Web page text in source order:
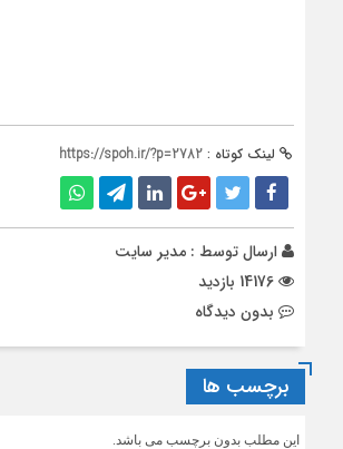
لینک کوتاه : https://spoh.ir/?p=2782
ارسال توسط : مدیر سایت
بدون دیدگاه
برچسب ها
این مطلب بدون برچسب می باشد.